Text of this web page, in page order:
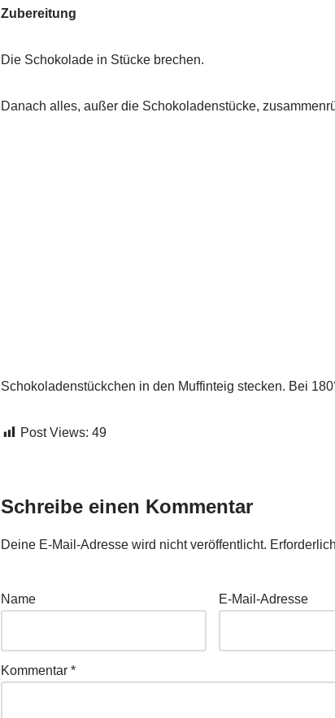
Zubereitung
Die Schokolade in Stücke brechen.
Danach alles, außer die Schokoladenstücke,
Schokoladenstückchen in den Muffinteig stecken. Bei
Post Views: 49
Schreibe einen Kommentar
Deine E-Mail-Adresse wird nicht veröffentlicht.
Name E-Mail-Adresse
Kommentar *